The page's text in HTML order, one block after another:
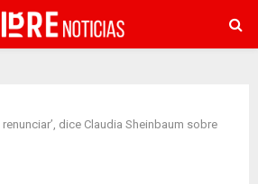
dice Claudia Sheinbaum sobre